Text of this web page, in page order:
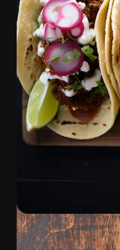
います。
日本語
Copyright ©